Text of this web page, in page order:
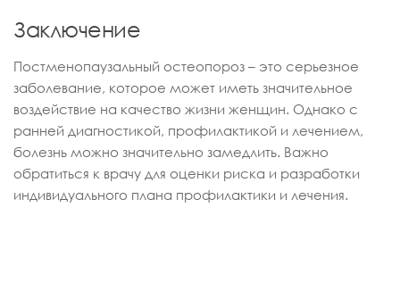
Заключение
Постменопаузальный остеопороз – это серьезное
заболевание, которое может иметь значительное
воздействие на качество жизни женщин. Однако с
ранней диагностикой, профилактикой и лечением,
болезнь можно значительно замедлить. Важно
обратиться к врачу для оценки риска и разработки
индивидуального плана профилактики и лечения.